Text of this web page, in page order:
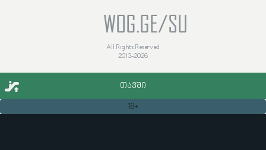
WOG.GE/SU
All Rights Reserved
2013-2026
ᲗᲐᲕᲨᲘ
18+